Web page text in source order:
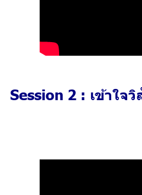
Session 2 : เข้าใจ